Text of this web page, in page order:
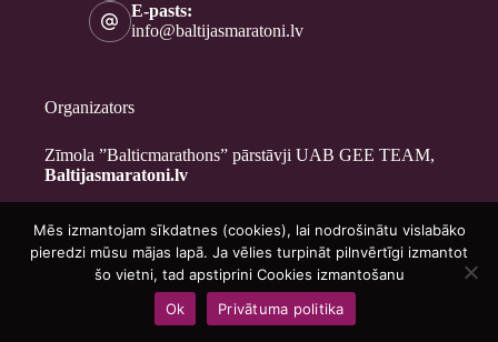
E-pasts:
info@baltijasmaratoni.lv
Organizators
Zīmola ”Balticmarathons” pārstāvji UAB GEE TEAM,
Baltijasmaratoni.lv
Kontakti
Par mums
Brīvprātīgajiem
Privātuma politika
Copyright © 2026 - Baltijasmaratoni.lv
Mēs izmantojam sīkdatnes (cookies), lai nodrošinātu vislabāko
pieredzi mūsu mājas lapā. Ja vēlies turpināt pilnvērtīgi izmantot
šo vietni, tad apstiprini Cookies izmantošanu
Ok
Privātuma politika